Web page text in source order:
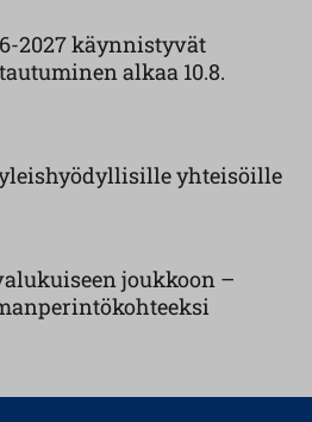
2027 käynnistyvät
alkaa 10.8.
yhteisöille
joukkoon –